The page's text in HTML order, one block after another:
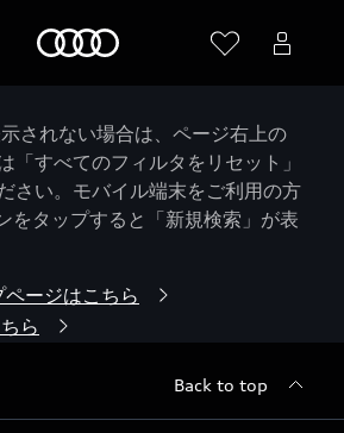
されない場合は、ページ右上の
「すべてのフィルタをリセット」
さい。モバイル端末をご利用の方
をタップすると「新規検索」が表
ージはこちら
ら
Back to top